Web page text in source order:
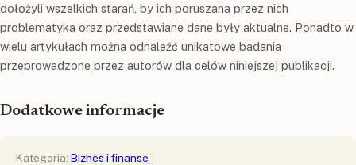
dołożyli wszelkich starań, by ich poruszana przez nich
problematyka oraz przedstawiane dane były aktualne. Ponadto w
wielu artykułach można odnaleźć unikatowe badania
przeprowadzone przez autorów dla celów niniejszej publikacji.
Dodatkowe informacje
Kategoria: Biznes i finanse